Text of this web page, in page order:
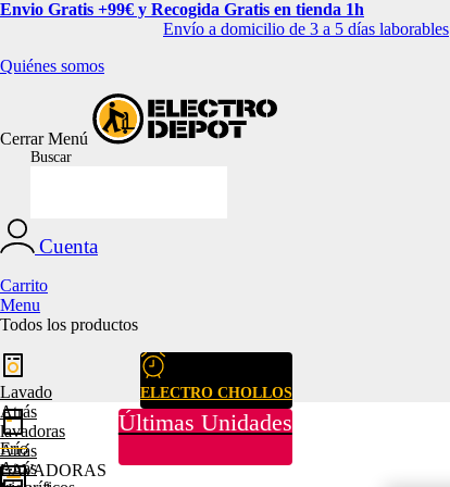
Envio Gratis +99€ y Recogida Gratis en tienda 1h
Envío a domicilio de 3 a 5 días laborables
Quiénes somos
CerrarMenú
Buscar
Cuenta
Carrito
Menu
Todos los productos
ELECTRO CHOLLOS
Últimas Unidades
Lavado
Atrás
lavadoras
Atrás
LAVADORAS
Frío
Atrás